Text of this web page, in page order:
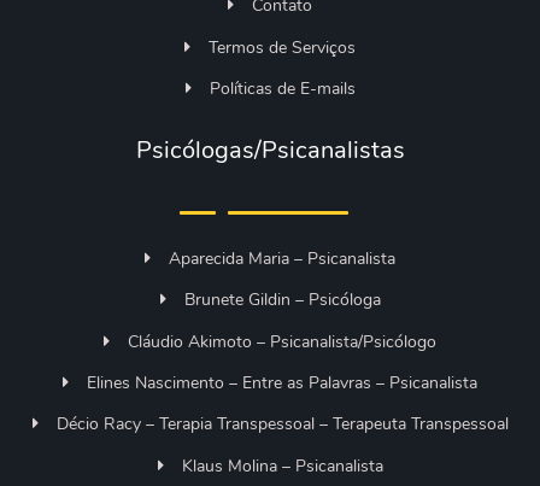
Contato
Termos de Serviços
Políticas de E-mails
Psicólogas/Psicanalistas
Aparecida Maria – Psicanalista
Brunete Gildin – Psicóloga
Cláudio Akimoto – Psicanalista/Psicólogo
Elines Nascimento – Entre as Palavras – Psicanalista
Décio Racy – Terapia Transpessoal – Terapeuta Transpessoal
Klaus Molina – Psicanalista